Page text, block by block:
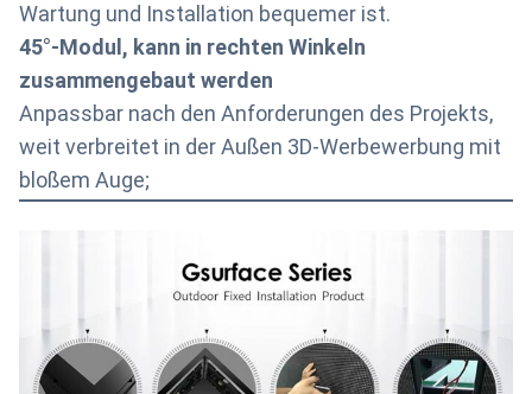
Wartung und Installation bequemer ist.
45°-Modul, kann in rechten Winkeln
zusammengebaut werden
Anpassbar nach den Anforderungen des Projekts,
weit verbreitet in der Außen 3D-Werbewerbung mit
bloßem Auge;